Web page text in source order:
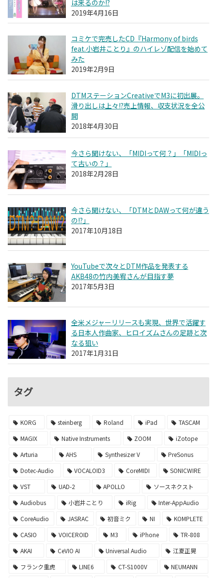
は来るのか!?
2019年4月16日
コミケで完売したCD『Harmony of birds
feat.小岩井ことり』のハイレゾ配信を始めて
みた
2019年2月9日
DTMステーションCreativeでM3に初出展。
滑り出しは上々!?売上情報、収支状況を全公
開
2018年4月30日
今さら聞けない、「MIDIって何？」「MIDIっ
て古いの？」
2018年2月28日
今さら聞けない、「DTMとDAWって何が違う
の!?」
2017年10月18日
YouTubeで次々とDTM作品を発表する
AKB48の竹内美宥さんが目指す夢
2017年5月3日
全米メジャーリリースも実現、世界で活躍す
る日本人作曲家、ヒロイズムさんの足跡と次
なる狙い
2017年1月31日
タグ
KORG steinberg Roland iPad
TASCAM
MAGIX
Native Instruments ZOOM
iZotope
Arturia
AHS Synthesizer V
PreSonus
Dotec-Audio
VOCALOID3 CoreMIDI
SONICWIRE
VST
UAD-2 APOLLO
ソースネクスト
Audiobus
小岩井ことり iRig
Inter-AppAudio
CoreAudio
JASRAC 初音ミク NI
KOMPLETE
CASIO
VOICEROID M3 iPhone
TR-808
AKAI
CeVIO AI Universal Audio
江夏正晃
フランク重虎
LINE6 CT-S1000V
NEUMANN